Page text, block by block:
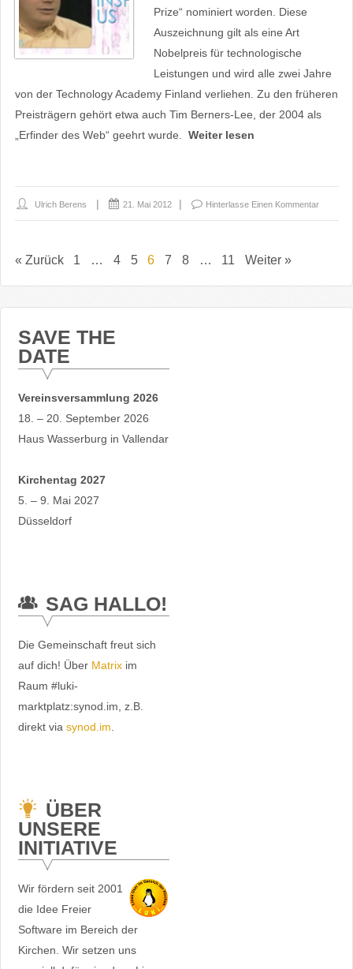
Prize“ nominiert worden. Diese
Auszeichnung gilt als eine Art
Nobelpreis für technologische
Leistungen und wird alle zwei Jahre
von der Technology Academy Finland verliehen. Zu den früheren
Preisträgern gehört etwa auch Tim Berners-Lee, der 2004 als
„Erfinder des Web“ geehrt wurde.
Weiter lesen
Ulrich Berens 21. Mai 2012 Hinterlasse Einen Kommentar
« Zurück 1 … 4 5 6 7 8 … 11 Weiter »
SAVE THE
DATE
Vereinsversammlung 2026
18. – 20. September 2026
Haus Wasserburg in Vallendar
Kirchentag 2027
5. – 9. Mai 2027
Düsseldorf
SAG HALLO!
Die Gemeinschaft freut sich
auf dich! Über Matrixim
Raum #luki-
marktplatz:synod.im, z.B.
direkt via synod.im
ÜBER
UNSERE
INITIATIVE
Wir fördern seit 2001
die Idee Freier
Software im Bereich der
Kirchen. Wir setzen uns